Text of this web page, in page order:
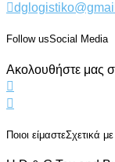
Follow usSocial Media
Ακολουθήστε μας
Ποιοι είμαστεΣχετικά